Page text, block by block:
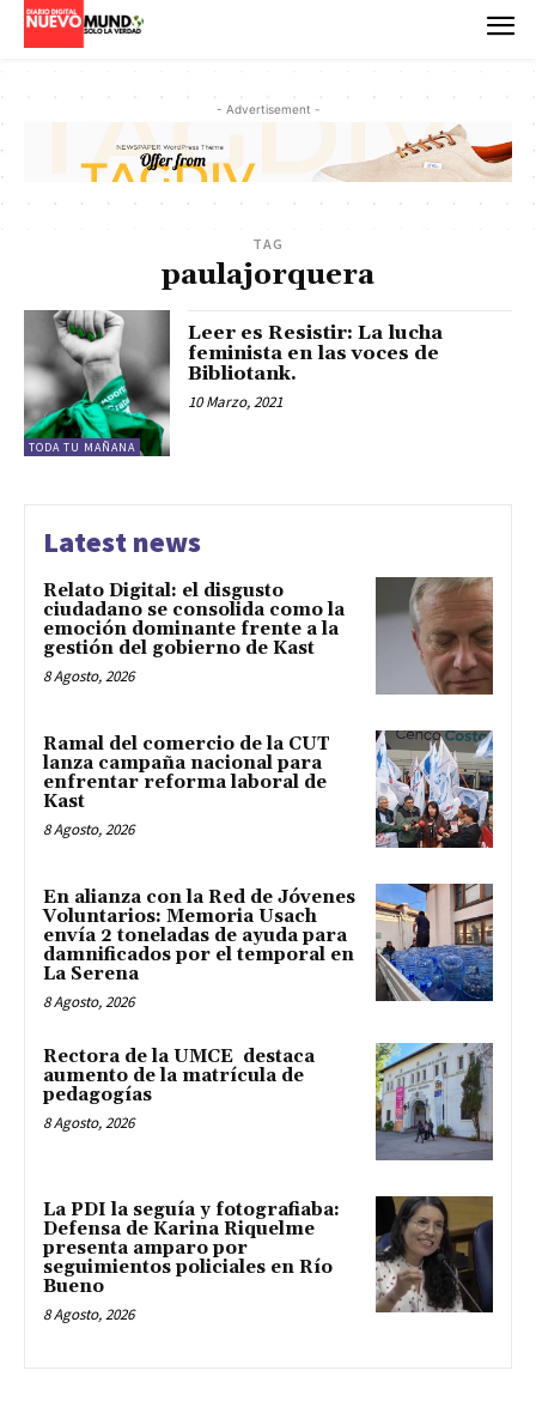
- Advertisement -
TAG
paulajorquera
TODA TU MAÑANA
Leer es Resistir: La lucha
feminista en las voces de
Bibliotank.
10 Marzo, 2021
Latest news
Relato Digital: el disgusto
ciudadano se consolida como la
emoción dominante frente a la
gestión del gobierno de Kast
8 Agosto, 2026
Ramal del comercio de la CUT
lanza campaña nacional para
enfrentar reforma laboral de
Kast
8 Agosto, 2026
En alianza con la Red de Jóvenes
Voluntarios: Memoria Usach
envía 2 toneladas de ayuda para
damnificados por el temporal en
La Serena
8 Agosto, 2026
Rectora de la UMCE destaca
aumento de la matrícula de
pedagogías
8 Agosto, 2026
La PDI la seguía y fotografiaba:
Defensa de Karina Riquelme
presenta amparo por
seguimientos policiales en Río
Bueno
8 Agosto, 2026